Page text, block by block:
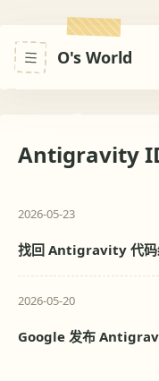
O's World
Antigravity
2026-05-23
找回 Antigravity 代
2026-05-20
Google 发布